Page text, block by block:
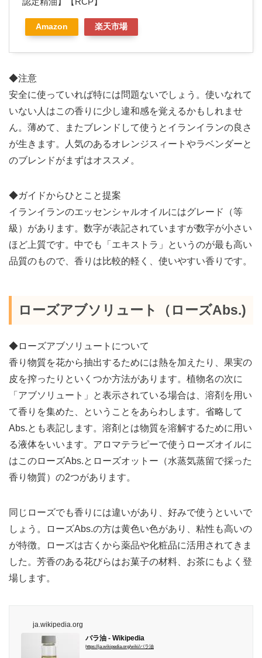
Amazon 楽天市場
◆注意
安全に使っていれば特には問題ないでしょう。使いなれて
いない人はこの香りに少し違和感を覚えるかもしれませ
ん。薄めて、またブレンドして使うとイランイランの良さ
が生きます。人気のあるオレンジスィートやラベンダーと
のブレンドがまずはオススメ。
◆ガイドからひとこと提案
イランイランのエッセンシャルオイルにはグレード（等
級）があります。数字が表記されていますが数字が小さい
ほど上質です。中でも「エキストラ」というのが最も高い
品質のもので、香りは比較的軽く、使いやすい香りです。
ローズアブソリュート（ローズAbs.)
◆ローズアブソリュートについて
香り物質を花から抽出するためには熱を加えたり、果実の
皮を搾ったりといくつか方法があります。植物名の次に
「アブソリュート」と表示されている場合は、溶剤を用い
て香りを集めた、ということをあらわします。省略して
Abs.とも表記します。溶剤とは物質を溶解するために用い
る液体をいいます。アロマテラピーで使うローズオイルに
はこのローズAbs.とローズオットー（水蒸気蒸留で採った
香り物質）の2つがあります。
同じローズでも香りには違いがあり、好みで使うといいで
しょう。ローズAbs.の方は黄色い色があり、粘性も高いの
が特徴。ローズは古くから薬品や化粧品に活用されてきま
した。芳香のある花びらはお菓子の材料、お茶にもよく登
場します。
ja.wikipedia.org
バラ油 - Wikipedia
https://ja.wikipedia.org/wiki/バラ油